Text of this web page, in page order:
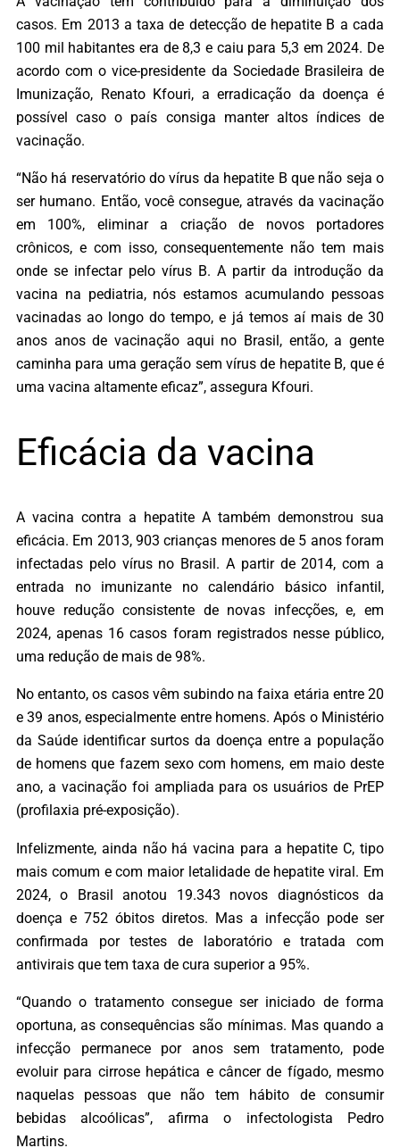
casos. Em 2013 a taxa de detecção de hepatite B a cada
100 mil habitantes era de 8,3 e caiu para 5,3 em 2024. De
acordo com o vice-presidente da Sociedade Brasileira de
Imunização, Renato Kfouri, a erradicação da doença é
possível caso o país consiga manter altos índices de
vacinação.
“Não há reservatório do vírus da hepatite B que não seja o
ser humano. Então, você consegue, através da vacinação
em 100%, eliminar a criação de novos portadores
crônicos, e com isso, consequentemente não tem mais
onde se infectar pelo vírus B. A partir da introdução da
vacina na pediatria, nós estamos acumulando pessoas
vacinadas ao longo do tempo, e já temos aí mais de 30
anos anos de vacinação aqui no Brasil, então, a gente
caminha para uma geração sem vírus de hepatite B, que é
uma vacina altamente eficaz”, assegura Kfouri.
Eficácia da vacina
A vacina contra a hepatite A também demonstrou sua
eficácia. Em 2013, 903 crianças menores de 5 anos foram
infectadas pelo vírus no Brasil. A partir de 2014, com a
entrada no imunizante no calendário básico infantil,
houve redução consistente de novas infecções, e, em
2024, apenas 16 casos foram registrados nesse público,
uma redução de mais de 98%.
No entanto, os casos vêm subindo na faixa etária entre 20
e 39 anos, especialmente entre homens. Após o Ministério
da Saúde identificar surtos da doença entre a população
de homens que fazem sexo com homens, em maio deste
ano, a vacinação foi ampliada para os usuários de PrEP
(profilaxia pré-exposição).
Infelizmente, ainda não há vacina para a hepatite C, tipo
mais comum e com maior letalidade de hepatite viral. Em
2024, o Brasil anotou 19.343 novos diagnósticos da
doença e 752 óbitos diretos. Mas a infecção pode ser
confirmada por testes de laboratório e tratada com
antivirais que tem taxa de cura superior a 95%.
“Quando o tratamento consegue ser iniciado de forma
oportuna, as consequências são mínimas. Mas quando a
infecção permanece por anos sem tratamento, pode
evoluir para cirrose hepática e câncer de fígado, mesmo
naquelas pessoas que não tem hábito de consumir
bebidas alcoólicas”, afirma o infectologista Pedro
Martins.